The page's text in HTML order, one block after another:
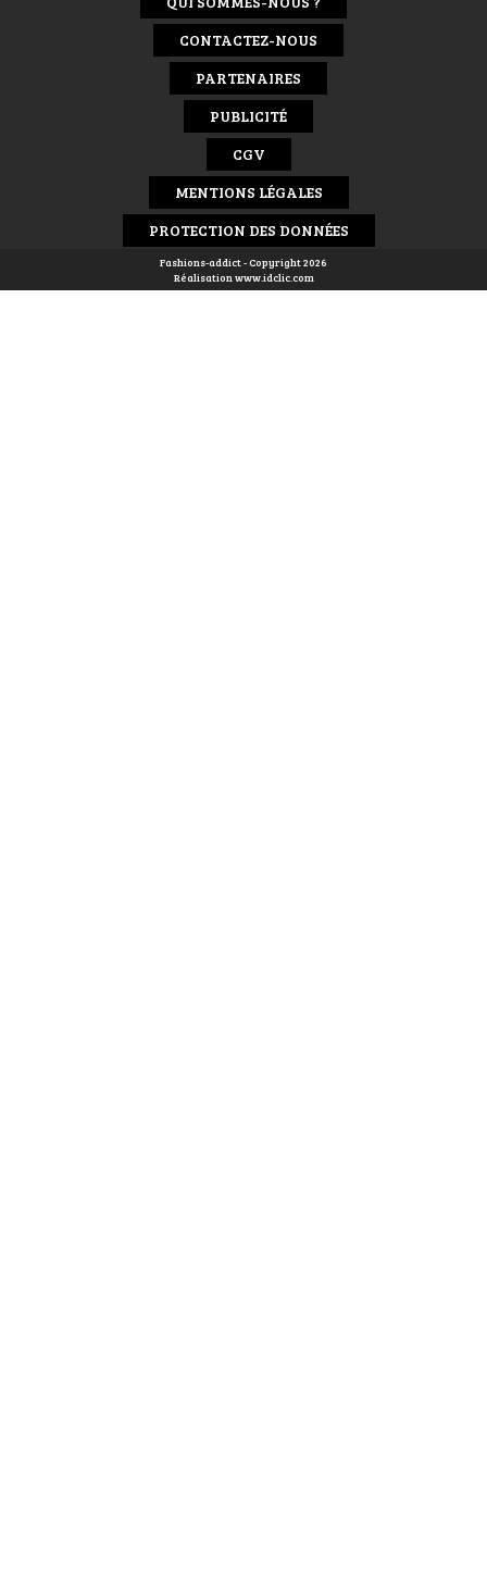
CONTACTEZ-NOUS
PARTENAIRES
PUBLICITÉ
CGV
MENTIONS LÉGALES
PROTECTION DES DONNÉES
Fashions-addict - Copyright 2026
Réalisationwww.idclic.com